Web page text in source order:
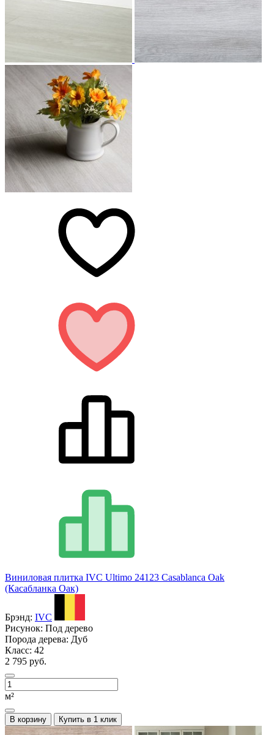
Виниловая плитка IVC Ultimo 24123 Casablanca Oak
(Касабланка Оак)
Брэнд: IVC
Рисунок: Под дерево
Порода дерева: Дуб
Класс: 42
2 795 руб.
м²
В корзину Купить в 1 клик